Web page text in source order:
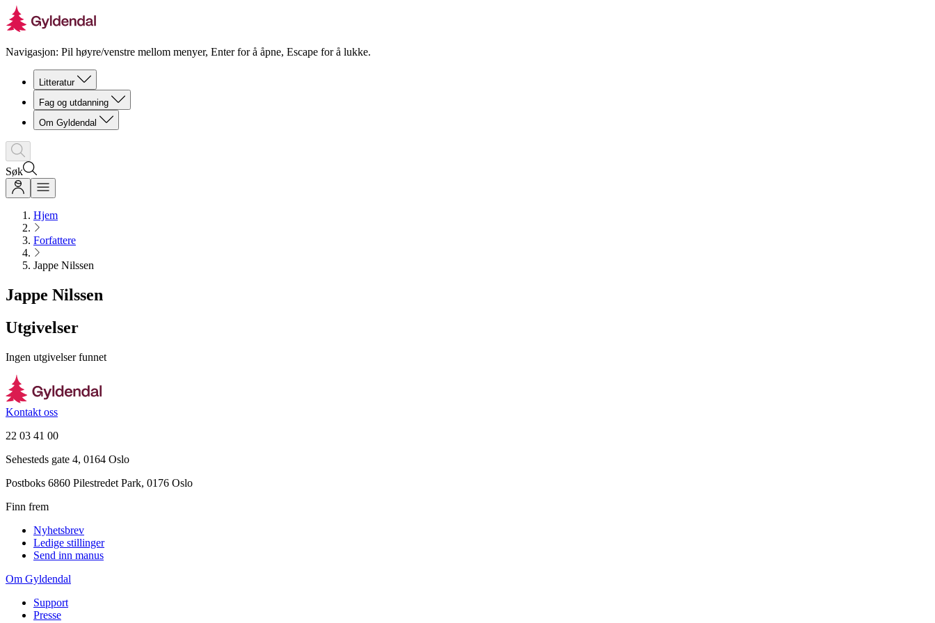
Navigasjon: Pil høyre/venstre mellom menyer, Enter for å åpne, Escape for å lukke.
Litteratur
Fag og utdanning
Om Gyldendal
Søk
Hjem
Forfattere
Jappe Nilssen
Jappe Nilssen
Utgivelser
Ingen utgivelser funnet
Kontakt oss
22 03 41 00
Sehesteds gate 4, 0164 Oslo
Postboks 6860 Pilestredet Park, 0176 Oslo
Finn frem
Nyhetsbrev
Ledige stillinger
Send inn manus
Om Gyldendal
Support
Presse